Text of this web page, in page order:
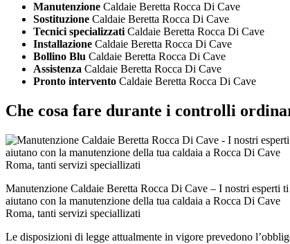
Manutenzione Caldaie Beretta Rocca Di Cave
Sostituzione Caldaie Beretta Rocca Di Cave
Tecnici specializzatiCaldaie Beretta Rocca Di Cave
Installazione Caldaie Beretta Rocca Di Cave
Bollino Blu Caldaie Beretta Rocca Di Cave
Assistenza Caldaie Beretta Rocca Di Cave
Pronto intervento Caldaie Beretta Rocca Di Cave
Che cosa fare durante i controlli
Manutenzione Caldaie Beretta Rocca Di Cave – I nostri esperti ti
aiutano con la manutenzione della tua caldaia a Rocca Di Cave
Roma, tanti servizi speciallizati
Le disposizioni di legge attualmente in vigore prevedono